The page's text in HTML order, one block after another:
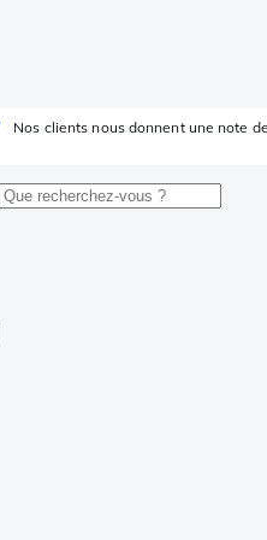
Nos clients nous donnent une note